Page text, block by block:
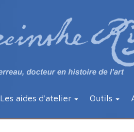
Les aides d'atelier Outils